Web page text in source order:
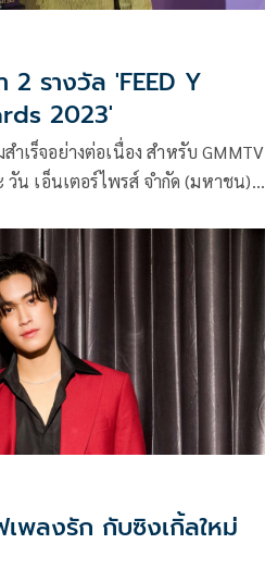
2 รางวัล 'FEED Y
2023'
ำเร็จอย่างต่อเนื่อง สำหรับ GMMTV
วัน เอ็นเตอร์ไพรส์ จำกัด (มหาชน)
ในงาน FEED Y CAPITAL เมือง
รางวัลให้กับผู้ที่มีผลงานประสบความ
งและโดดเด่น
เพลงรัก กับซิงเกิ้ลใหม่